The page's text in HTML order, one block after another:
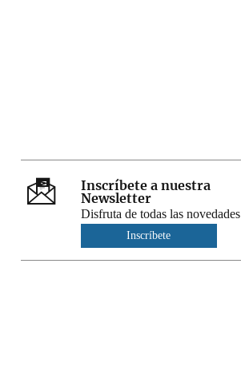
Inscríbete a nuestra
Newsletter
Disfruta de todas las novedades
Inscríbete